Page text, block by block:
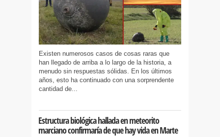
Existen numerosos casos de cosas raras que
han llegado de arriba a lo largo de la historia, a
menudo sin respuestas sólidas. En los últimos
años, esto ha continuado con una sorprendente
cantidad de...
Estructura biológica hallada en meteorito
marciano confirmaría de que hay vida en Marte